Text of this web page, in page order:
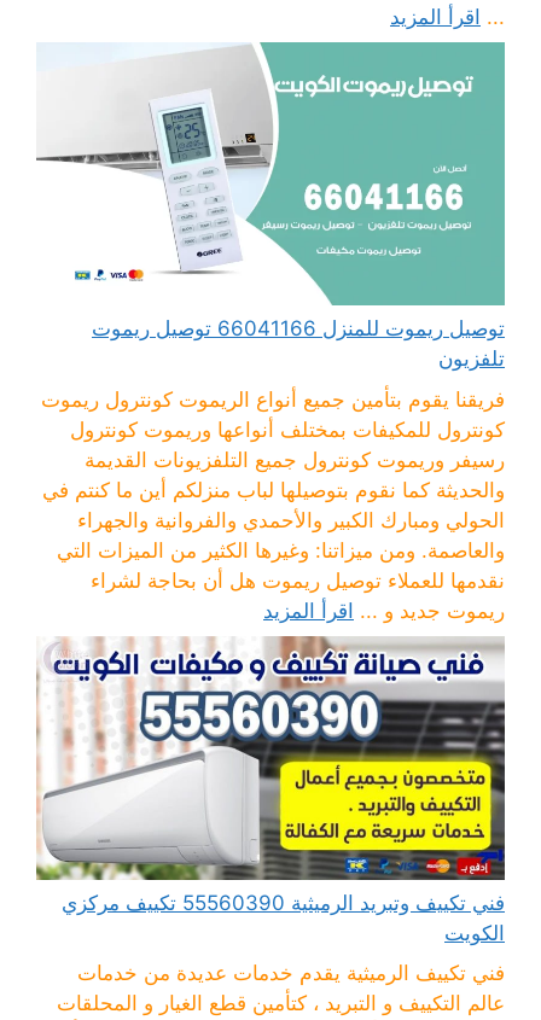
... اقرأ المزيد
توصيل ريموت للمنزل 66041166 توصيل ريموت
تلفزيون
فريقنا يقوم بتأمين جميع أنواع الريموت كونترول ريموت
كونترول للمكيفات بمختلف أنواعها وريموت كونترول
رسيفر وريموت كونترول جميع التلفزيونات القديمة
والحديثة كما نقوم بتوصيلها لباب منزلكم أين ما كنتم في
الحولي ومبارك الكبير والأحمدي والفروانية والجهراء
والعاصمة. ومن ميزاتنا: وغيرها الكثير من الميزات التي
نقدمها للعملاء توصيل ريموت هل أن بحاجة لشراء
ريموت جديد و ... اقرأ المزيد
فني تكييف وتبريد الرميثية 55560390 تكييف مركزي
الكويت
فني تكييف الرميثية يقدم خدمات عديدة من خدمات
عالم التكييف و التبريد ، كتأمين قطع الغيار و المحلقات